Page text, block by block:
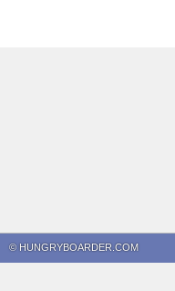
© HUNGRYBOARDER.COM